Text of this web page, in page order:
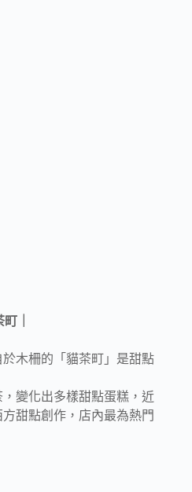
町｜
木柵的「貓茶町」是甜點
變化出多樣甜點蛋糕，近
甜點創作，店內最為熱門